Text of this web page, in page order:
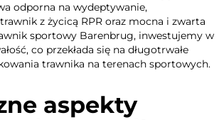
odporna na wydeptywanie,
z życicą RPR oraz mocna i zwarta
sportowy Barenbrug, inwestujemy w
co przekłada się na długotrwałe
trawnika na terenach sportowych.
aspekty